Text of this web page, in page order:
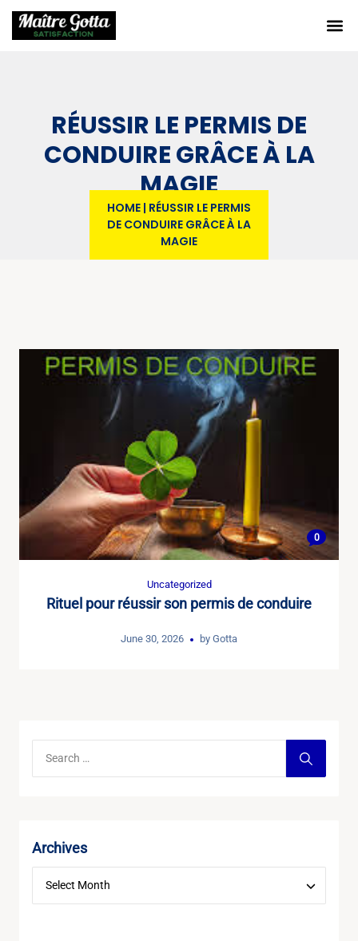
RÉUSSIR LE PERMIS DE
CONDUIRE GRÂCE À LA
MAGIE
HOME | RÉUSSIR LE PERMIS
DE CONDUIRE GRÂCE À LA
MAGIE
0
Uncategorized
Rituel pour réussir son permis de conduire
June 30, 2026 by Gotta
Archives